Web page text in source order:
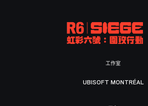
工作室
UBISOFT MONTRÉAL